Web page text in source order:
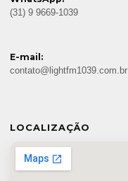
(31) 9 9669-1039
E-mail:
contato@lightfm1039.com.br
LOCALIZAÇÃO